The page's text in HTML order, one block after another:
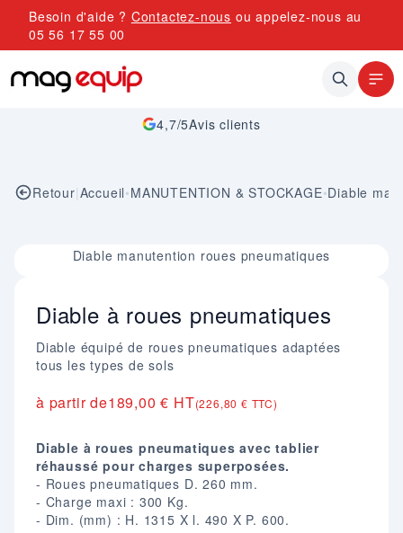
Allez au contenu
Besoin d'aide ? Contactez-nous ou appelez-nous au
05 56 17 55 00
4,7/5Avis clients
Retour|Accueil•MANUTENTION & STOCKAGE•Diable
Image 1 sur 1Diable manutention roues pneumatiques
Diable à roues pneumatiques
Diable équipé de roues pneumatiques adaptées
tous les types de sols
à partir de189,00 € HT(226,80 € TTC)
Diable à roues pneumatiques avec tablier
réhaussé pour charges superposées.
- Roues pneumatiques D. 260 mm.
- Charge maxi : 300 Kg.
- Dim. (mm) : H. 1315 X l. 490 X P. 600.